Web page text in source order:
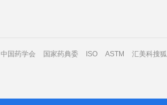
中国药学会 国家药典委 ISO ASTM
汇美科搜狐